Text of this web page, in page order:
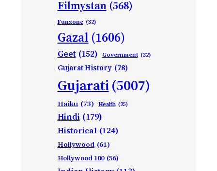
Filmystan (568)
Funzone (32)
Gazal (1606)
Geet (152) Government (32)
Gujarat History (78)
Gujarati(5007)
Haiku (73) Health (25)
Hindi (179)
Historical (124)
Hollywood (61)
Hollywood 100 (56)